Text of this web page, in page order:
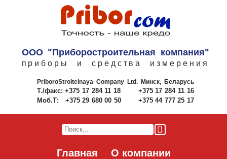
ООО "Приборостроительная компания"
приборы и средства измерения
PriboroStroitelnaya Company Ltd.Минск, Беларусь
Т./факс: +375 17 284 11 18
+375 17 284 11 16
Моб.Т:
+375 29 680 00 50 +375 44 777 25 17
Главная О компании